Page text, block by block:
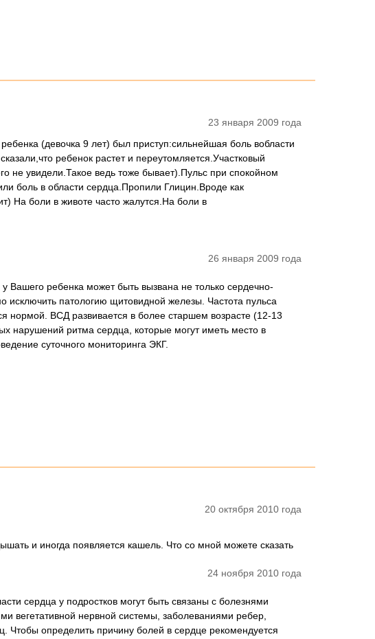
23 января 2009 года
(девочка 9 лет) был приступ:сильнейшая боль вобласти
ребенок растет и переутомляется.Участковый
не увидели.Такое ведь тоже бывает).Пульс при спокойном
боль в области сердца.Пропили Глицин.Вроде как
На боли в животе часто жалутся.На боли в
26 января 2009 года
Вашего ребенка может быть вызвана не только сердечно-
исключить патологию щитовидной железы. Частота пульса
нормой. ВСД развивается в более старшем возрасте (12-13
нарушений ритма сердца, которые могут иметь место в
суточного мониторинга ЭКГ.
20 октября 2010 года
и иногда появляется кашель. Что со мной можете сказать
24 ноября 2010 года
сердца у подростков могут быть связаны с болезнями
вегетативной нервной системы, заболеваниями ребер,
Чтобы определить причину болей в сердце рекомендуется